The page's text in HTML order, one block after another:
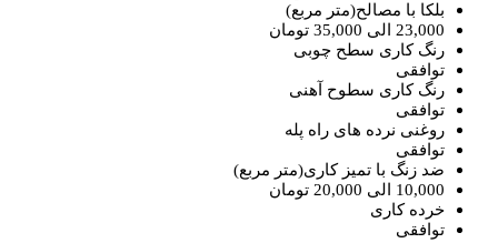
بلکا با مصالح(متر مربع)
23,000 الی 35,000 تومان
رنگ کاری سطح چوبی
توافقی
رنگ کاری سطوح آهنی
توافقی
روغنی ​نرده های راه پله
توافقی
ضد زنگ با تمیز کاری(متر مربع)
10,000 الی 20,000 تومان
خرده کاری
توافقی